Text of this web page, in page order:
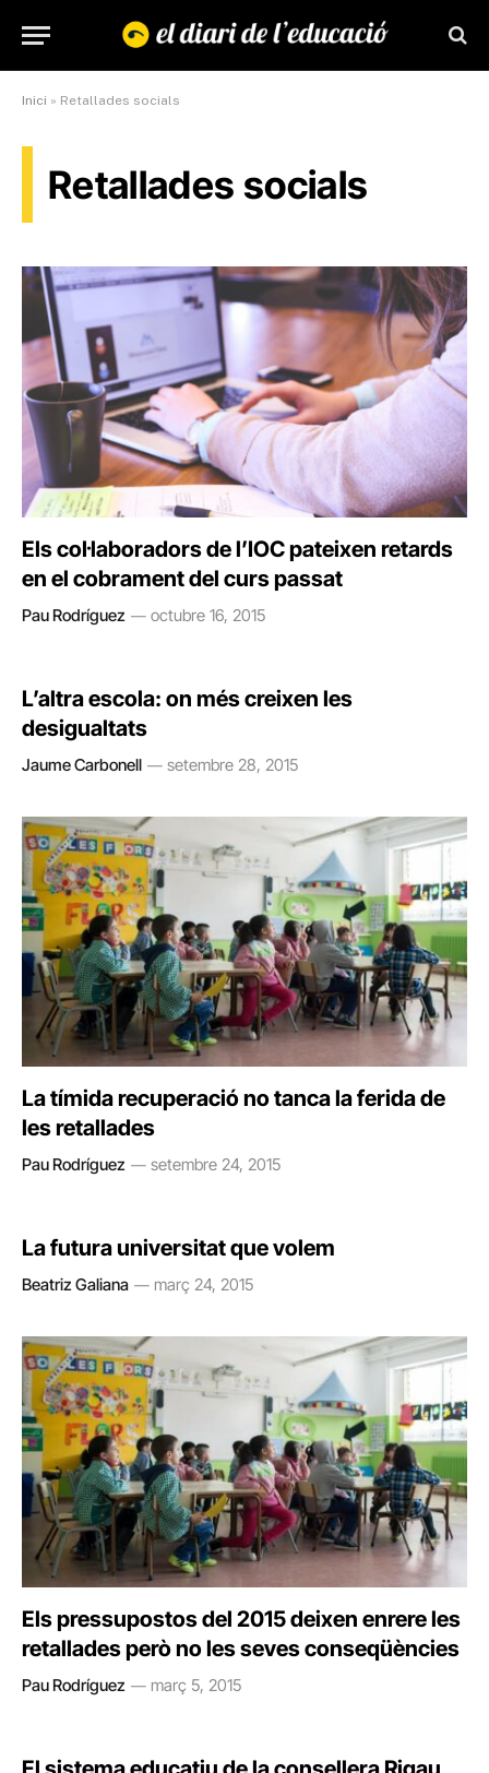
Inici » Retallades socials
Retallades socials
Els col·laboradors de l’IOC pateixen retards
en el cobrament del curs passat
Pau Rodríguez octubre 16, 2015
L’altra escola: on més creixen les
desigualtats
Jaume Carbonell setembre 28, 2015
La tímida recuperació no tanca la ferida de
les retallades
Pau Rodríguez setembre 24, 2015
La futura universitat que volem
Beatriz Galiana març 24, 2015
Els pressupostos del 2015 deixen enrere les
retallades però no les seves conseqüències
Pau Rodríguez març 5, 2015